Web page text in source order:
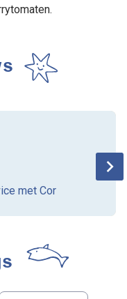
met Cor